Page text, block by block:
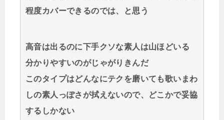
程度カバーできるのでは、と思う
高音は出るのに下手クソな素人は山ほどいる
分かりやすいのがじゃがりきんだ
このタイプはどんなにテクを磨いても歌いまわ
しの素人っぽさが拭えないので、どこかで妥協
するしかない